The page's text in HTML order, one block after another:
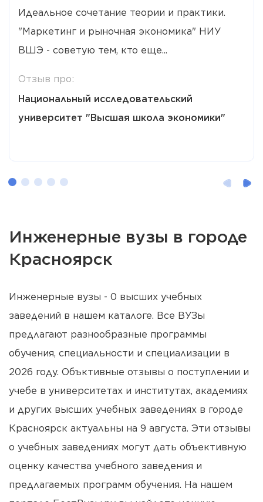
Идеальное сочетание теории и практики.
"Маркетинг и рыночная экономика" НИУ
ВШЭ - советую тем, кто еще...
Отзыв про:
Национальный исследовательский
университет "Высшая школа экономики"
Инженерные вузы в городе
Красноярск
Инженерные вузы - 0 высших учебных
заведений в нашем каталоге. Все ВУЗы
предлагают разнообразные программы
обучения, специальности и специализации в
2026 году. Объктивные отзывы о поступлении и
учебе в университетах и институтах, академиях
и других высших учебных заведениях в городе
Красноярск актуальны на 9 августа. Эти отзывы
о учебных заведениях могут дать объективную
оценку качества учебного заведения и
предлагаемых программ обучения. На нашем